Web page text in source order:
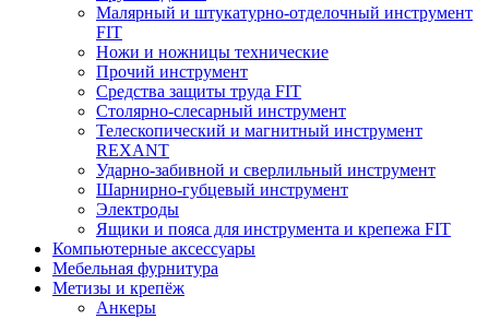
Малярный и штукатурно-отделочный инструмент
FIT
Ножи и ножницы технические
Прочий инструмент
Средства защиты труда FIT
Столярно-слесарный инструмент
Телескопический и магнитный инструмент
REXANT
Ударно-забивной и сверлильный инструмент
Шарнирно-губцевый инструмент
Электроды
Ящики и пояса для инструмента и крепежа FIT
Компьютерные аксессуары
Мебельная фурнитура
Метизы и крепёж
Анкеры